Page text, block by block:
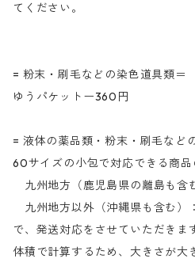
てください。
= 粉末・刷毛などの染色道具類＝
ゆうパケットー360円
= 液体の薬品類・粉末・刷毛など
60サイズの小包で対応できる商品
九州地方（鹿児島県の離島も含
九州地方以外（沖縄県も含む）
で、発送対応をさせていただきま
体積で計算するため、大きさが大